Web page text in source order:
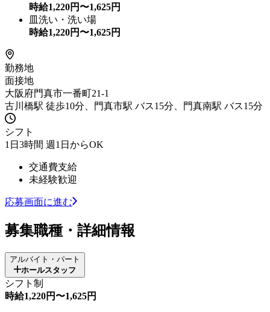
時給1,220円〜1,625円
皿洗い・洗い場
時給1,220円〜1,625円
勤務地
面接地
大阪府門真市一番町21-1
古川橋駅 徒歩10分、門真市駅 バス15分、門真南駅 バス15分
シフト
1日3時間 週1日からOK
交通費支給
未経験歓迎
応募画面に進む
募集職種・詳細情報
アルバイト・パート
ホールスタッフ
シフト制
時給1,220円〜1,625円